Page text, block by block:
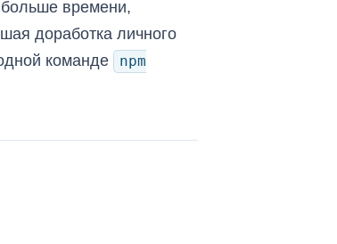
времени,
доработка личного
команде
npm